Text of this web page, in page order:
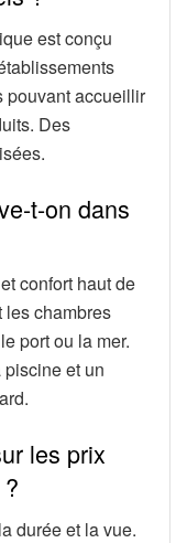
est conçu
pouvant accueillir
Des
t-on dans
confort haut de
les chambres
port ou la mer.
et un
les prix
durée et la vue.